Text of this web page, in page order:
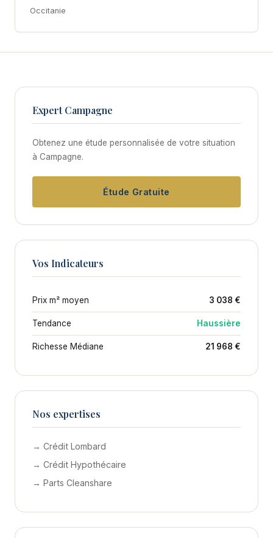
Occitanie
Expert Campagne
Obtenez une étude personnalisée de votre situation
à Campagne.
Étude Gratuite
Vos Indicateurs
Prix m² moyen 3 038 €
Tendance Haussière
Richesse Médiane 21 968 €
Nos expertises
→ Crédit Lombard
→ Crédit Hypothécaire
→ Parts Cleanshare